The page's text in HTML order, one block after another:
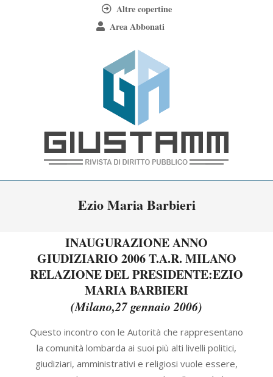
Altre copertine
Area Abbonati
Giustamm
Ezio Maria Barbieri
INAUGURAZIONE ANNO
GIUDIZIARIO 2006 T.A.R. MILANO
RELAZIONE DEL PRESIDENTE:EZIO
MARIA BARBIERI
(Milano,27 gennaio 2006)
09-
30
Questo incontro con le Autorità che rappresentano
la comunità lombarda ai suoi più alti livelli politici,
giudiziari, amministrativi e religiosi vuole essere,